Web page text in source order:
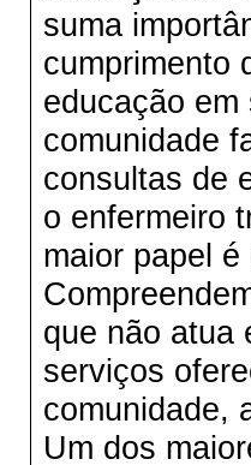
suma
cumprimento
educação
comunidade
consultas de
o enfermeiro
maior papel
que não atua
serviços
comunidade,
Um dos